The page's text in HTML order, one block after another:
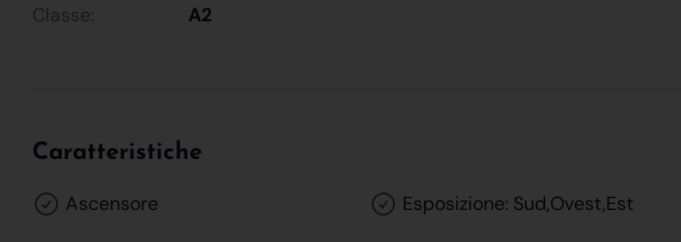
Classe:
A2
Caratteristiche
Ascensore Esposizione: Sud,Ovest,Est